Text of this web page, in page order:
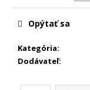
Jednotková
Kategória:
Dodávateľ:
Opýtať sa
d